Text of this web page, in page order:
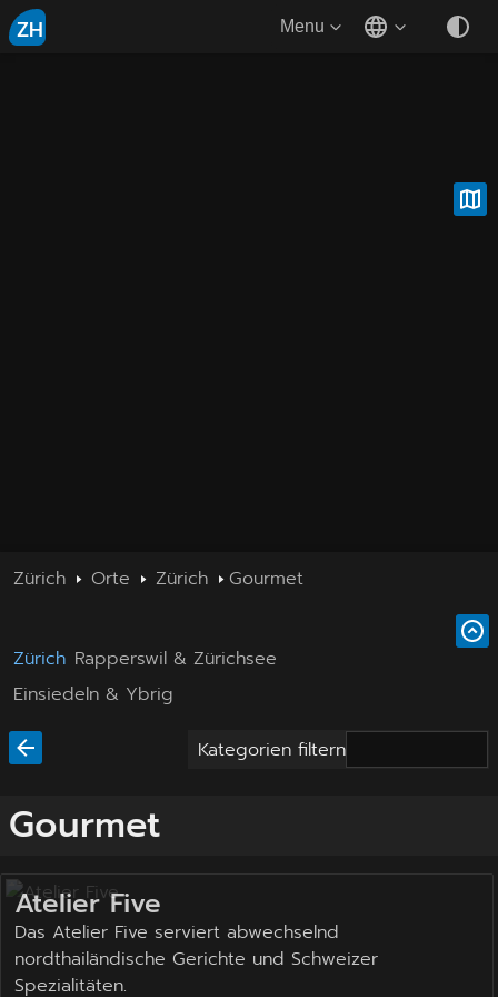
ZH Menu
Zürich Orte Zürich Gourmet
Zürich Rapperswil & Zürichsee
Einsiedeln & Ybrig
Kategorien filtern
Gourmet
Atelier Five
Das Atelier Five serviert abwechselnd
nordthailändische Gerichte und Schweizer
Spezialitäten.